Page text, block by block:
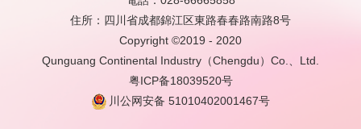
住所：四川省成都錦江区東路春春路南路8号
Copyright ©2019 - 2020
Qunguang Continental Industry（Chengdu）Co.、Ltd.
粤ICP备18039520号
川公网安备 51010402001467号